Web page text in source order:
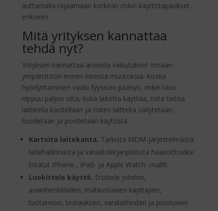
auttamalla rajaamaan korkean riskin käyttötapaukset
erikseen.
Mitä yrityksen kannattaa
tehdä nyt?
Yrityksen kannattaa arvioida vaikutukset omaan
ympäristöön ennen kiireisiä muutoksia. Koska
hyödyntäminen vaatii fyysisen pääsyn, riskin taso
riippuu paljon siitä, kuka laitetta käyttää, mitä tietoa
laitteella käsitellään ja miten laitteita säilytetään,
huolletaan ja poistetaan käytöstä.
Kartoita laitekanta. Tarkista MDM-järjestelmästä,
laitehallinnasta ja varastokirjanpidosta haavoittuviksi
listatut iPhone-, iPad- ja Apple Watch -mallit.
Luokittele käyttö. Erottele johdon,
avainhenkilöiden, matkustavien käyttäjien,
tuotannon, testauksen, varalaitteiden ja poistuvien